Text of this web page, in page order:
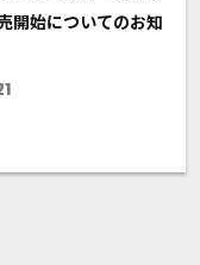
開始についてのお知